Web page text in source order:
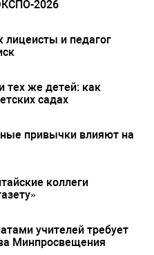
2026
лицеисты и педагог
тех же детей: как
садах
привычки влияют на
коллеги
учителей требует
Минпросвещения